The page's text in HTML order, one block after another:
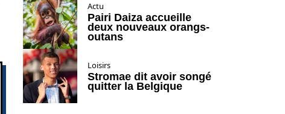
Actu
Pairi Daiza accueille
deux nouveaux orangs-
outans
Loisirs
Stromae dit avoir songé
quitter la Belgique